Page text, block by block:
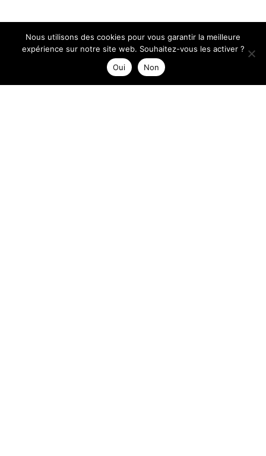
Nous utilisons des cookies pour vous garantir la meilleure
expérience sur notre site web. Souhaitez-vous les activer ?
Oui
Non